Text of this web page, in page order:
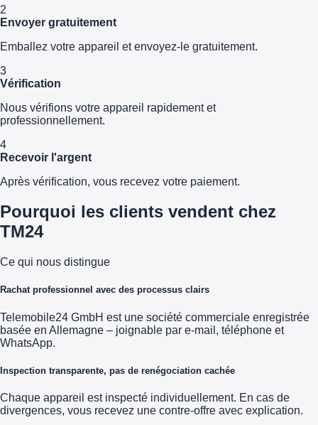
2
Envoyer gratuitement
Emballez votre appareil et envoyez-le gratuitement.
3
Vérification
Nous vérifions votre appareil rapidement et
professionnellement.
4
Recevoir l'argent
Après vérification, vous recevez votre paiement.
Pourquoi les clients vendent chez
TM24
Ce qui nous distingue
Rachat professionnel avec des processus clairs
Telemobile24 GmbH est une société commerciale enregistrée
basée en Allemagne – joignable par e-mail, téléphone et
WhatsApp.
Inspection transparente, pas de renégociation cachée
Chaque appareil est inspecté individuellement. En cas de
divergences, vous recevez une contre-offre avec explication.